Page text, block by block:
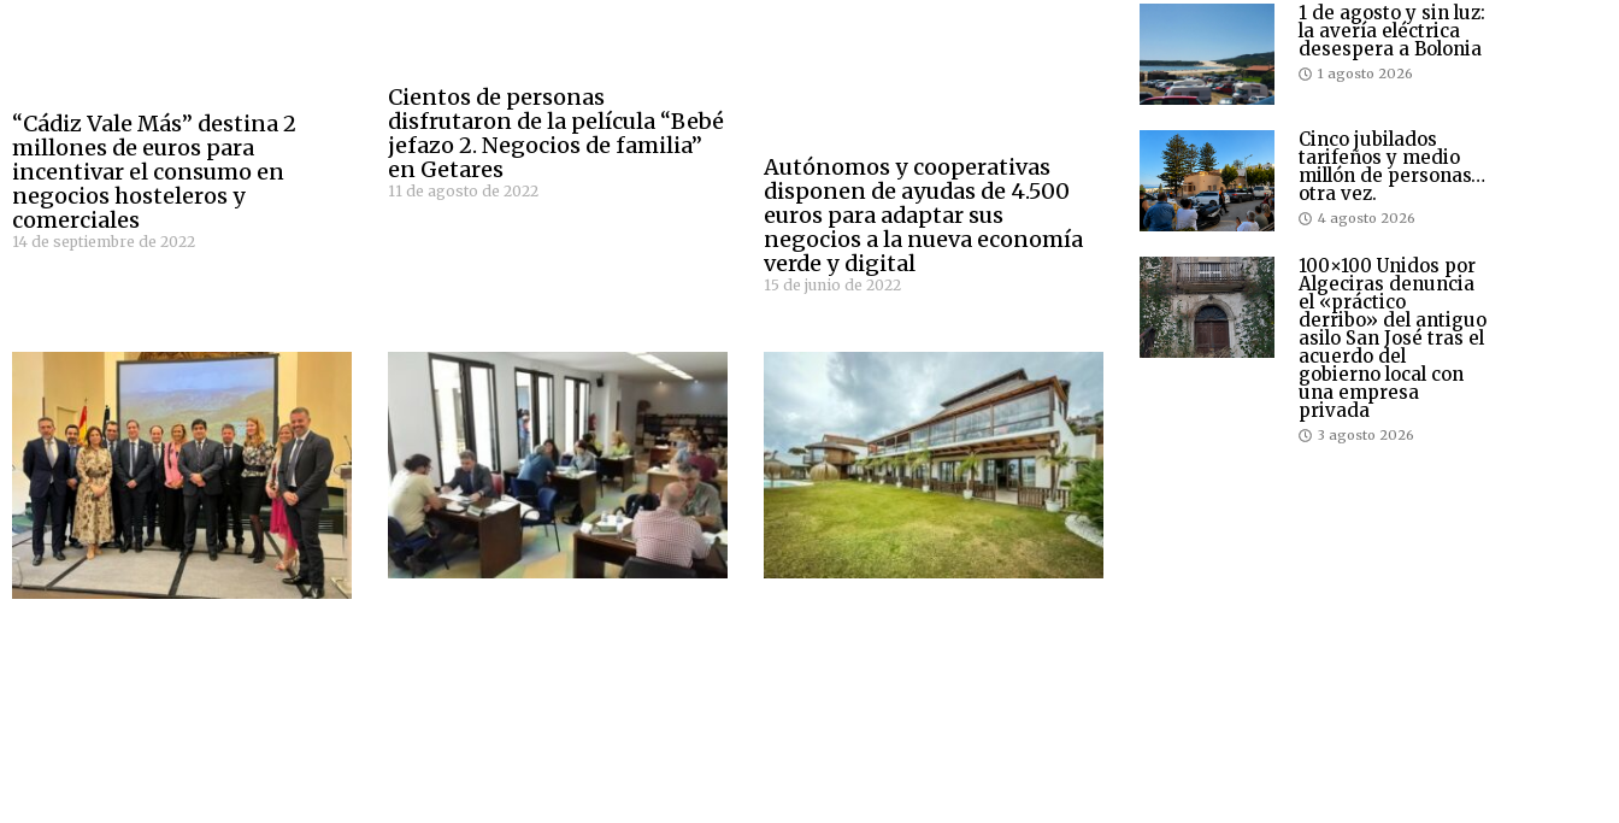
“Cádiz Vale Más” destina 2
millones de euros para
incentivar el consumo en
negocios hosteleros y
comerciales
14 de septiembre de 2022
Cientos de personas
disfrutaron de la película “Bebé
jefazo 2. Negocios de familia”
en Getares
11 de agosto de 2022
Autónomos y cooperativas
disponen de ayudas de 4.500
euros para adaptar sus
negocios a la nueva economía
verde y digital
15 de junio de 2022
1 de agosto y sin luz:
la avería eléctrica
desespera a Bolonia
1 agosto 2026
Cinco jubilados
tarifeños y medio
millón de personas…
otra vez.
4 agosto 2026
100×100 Unidos por
Algeciras denuncia
el «práctico
derribo» del antiguo
asilo San José tras el
acuerdo del
gobierno local con
una empresa
privada
3 agosto 2026